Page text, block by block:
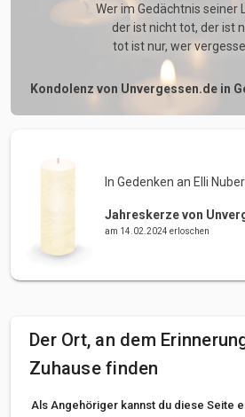
Wer im Gedächtnis seiner
der ist nicht tot, der ist
tot ist nur, wer
Kondolenz von Unvergessen.de in
In Gedenken an Elli Nuber
Jahreskerze von
am 14.02.2024 erloschen
Der Ort, an dem
Zuhause finden
Als Angehöriger kannst du diese Seite